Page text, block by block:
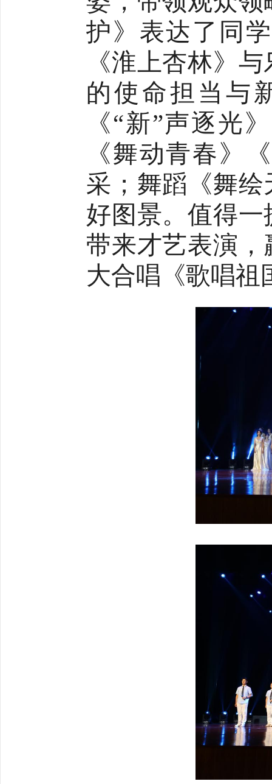
护》表达了同
《淮上杏林》
的使命担当与
《“新”声逐光
《舞动青春》
采；舞蹈《舞
好图景。值得
带来才艺表演
大合唱《歌唱祖